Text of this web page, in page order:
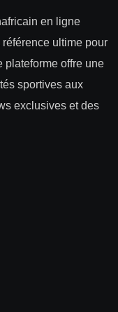
en ligne
ultime pour
plateforme offre une
sportives aux
exclusives et des